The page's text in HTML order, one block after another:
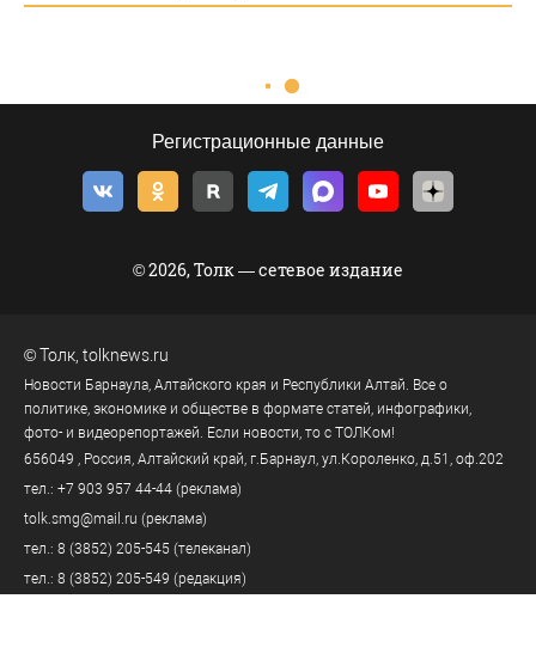
Регистрационные данные
© 2026, Толк — сетевое издание
©Толк tolknews.ru
Новости Барнаула, Алтайского края и Республики Алтай. Все о
политике, экономике и обществе в формате статей, инфографики,
фото- и видеорепортажей. Если новости, то с ТОЛКом!
656049 , Россия, Алтайский край, г.Барнаул, ул.Короленко, д.51, оф.202
тел.: +7 903 957 44-44 (реклама)
tolk.smg@mail.ru (реклама)
тел.: 8 (3852) 205-545 (телеканал)
тел.: 8 (3852) 205-549 (редакция)